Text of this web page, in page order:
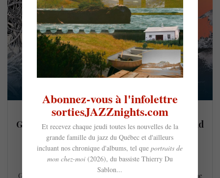
Guillaume Tremblay Groupe lance Dead End
à l’Estival Jazz et Blues (25 juin)
7 juin 2021
Le saxophoniste, pianiste, arrangeur et compositeur
Guillaume Tremblay et ses acolytes qui forment le Guillaume
Abonnez-vous à l'infolettre
sortiesJAZZnights.com
Et recevez chaque jeudi toutes les nouvelles de la
grande famille du jazz du Québec et d'ailleurs
incluant nos chronique d'albums, tel queportraits de
mon chez-moi (2026), du bassiste Thierry Du
Sablon...